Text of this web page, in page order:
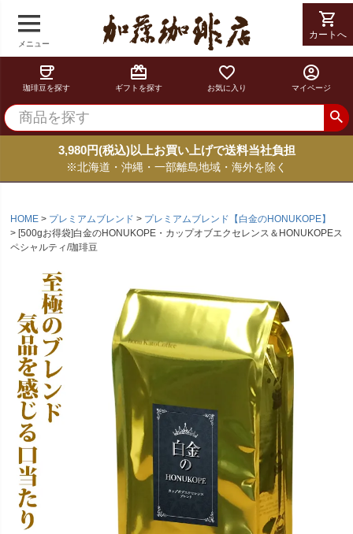
メニュー
shopping_cart
カートへ
coffee
珈琲豆を探す
card_giftcard
ギフトを探す
favorite_border
お気に入り
account_circle
マイページ
3,980円(税込)以上お買い上げで送料当社負担
※北海道・沖縄・一部離島地域・海外を除く
HOME プレミアムブレンド
プレミアムブレンド【白金のHONUKOPE】
[500gお得袋]白金のHONUKOPE・カップオブエクセレンス＆HONUKOPEス
ペシャルティ/珈琲豆